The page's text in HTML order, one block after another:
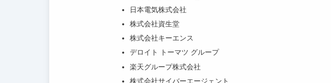
日本電気株式会社
株式会社資生堂
株式会社キーエンス
デロイト トーマツ グループ
楽天グループ株式会社
株式会社サイバーエージェント